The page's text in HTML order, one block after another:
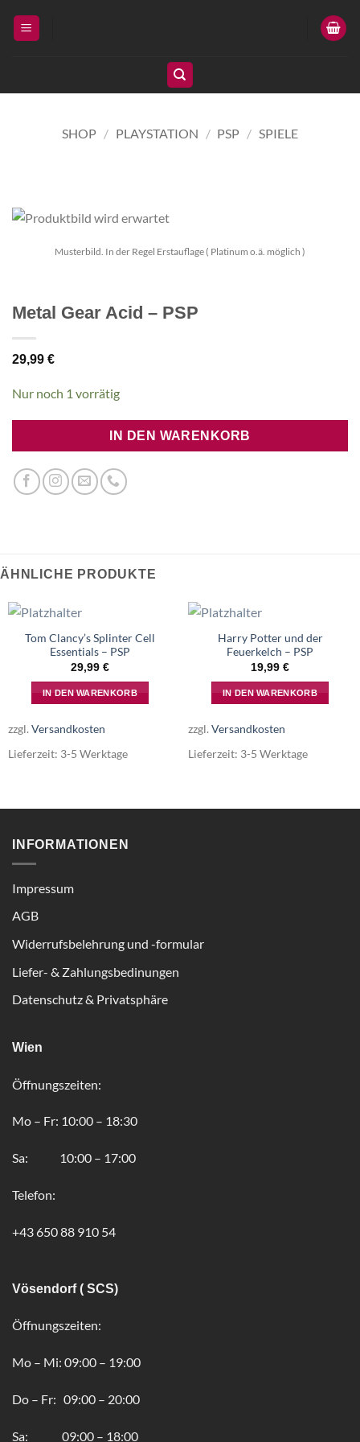
Inhalt
SHOP / PLAYSTATION / PSP / SPIELE
Musterbild. In der Regel Erstauflage ( Platinum o.ä. möglich )
Metal Gear Acid – PSP
29,99 €
Nur noch 1 vorrätig
IN DEN WARENKORB
ÄHNLICHE PRODUKTE
Tom Clancy’s Splinter Cell
Essentials – PSP
29,99 €
IN DEN WARENKORB
zzgl. Versandkosten
Lieferzeit: 3-5 Werktage
Harry Potter und der
Feuerkelch – PSP
19,99 €
IN DEN WARENKORB
zzgl. Versandkosten
Lieferzeit: 3-5 Werktage
INFORMATIONEN
Impressum
AGB
Widerrufsbelehrung und -formular
Liefer- & Zahlungsbedinungen
Datenschutz & Privatsphäre
Wien
Öffnungszeiten:
Mo – Fr: 10:00 – 18:30
Sa: 10:00 – 17:00
Telefon:
+43 650 88 910 54
Vösendorf ( SCS)
Öffnungszeiten:
Mo – Mi: 09:00 – 19:00
Do – Fr: 09:00 – 20:00
Sa: 09:00 – 18:00